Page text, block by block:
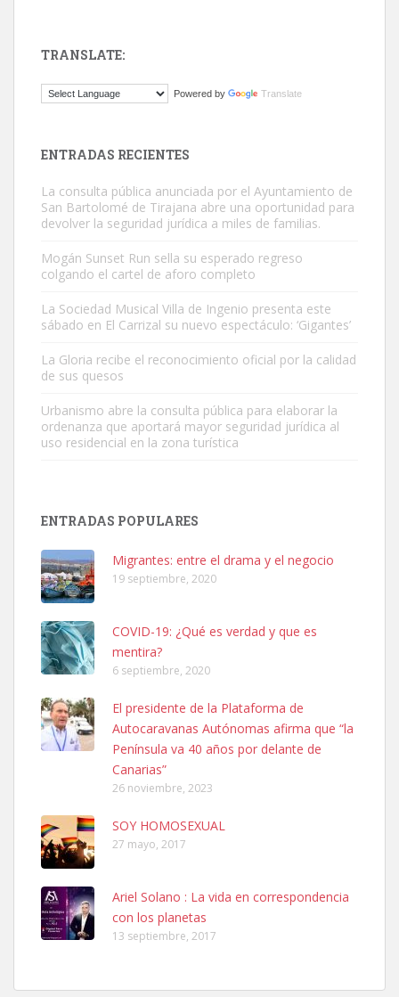
El ayuntamiento se va a llevar a Los Gatos callejeros de la zona los
Gato manso encontrado
Este gato macho ha aparecido en la calle hace menos de un mes,
es muy manso y extremadamente cari...
Leales.org » Gran Canaria
SHIBA PERDIDO AVDA JOSE MESA Y LOPEZ
PERRO MACHO RAZA SHIBA CON MICROCHIP PERDIDO HOY
06/07/2025 ZONA MESA Y LOPEZ. ES MUY ASUSTADIZO
Leales.org » Gran Canaria
6.7.2025
Ninfa perdida
El día 5 se los perdió una ninfa papillera, asustada tiene miedo a la
calle, se perdió por la zon...
TRANSLATE:
Powered by Translate
ENTRADAS RECIENTES
La consulta pública anunciada por el Ayuntamiento de
San Bartolomé de Tirajana abre una oportunidad para
devolver la seguridad jurídica a miles de familias.
Mogán Sunset Run sella su esperado regreso
colgando el cartel de aforo completo
La Sociedad Musical Villa de Ingenio presenta este
sábado en El Carrizal su nuevo espectáculo: ‘Gigantes’
La Gloria recibe el reconocimiento oficial por la calidad
de sus quesos
Urbanismo abre la consulta pública para elaborar la
ordenanza que aportará mayor seguridad jurídica al
uso residencial en la zona turística
ENTRADAS POPULARES
Migrantes: entre el drama y el negocio
19 septiembre, 2020
COVID-19: ¿Qué es verdad y que es
mentira?
6 septiembre, 2020
El presidente de la Plataforma de
Autocaravanas Autónomas afirma que “la
Península va 40 años por delante de
Canarias”
26 noviembre, 2023
SOY HOMOSEXUAL
27 mayo, 2017
Ariel Solano : La vida en correspondencia
con los planetas
13 septiembre, 2017